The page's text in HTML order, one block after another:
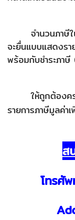
จำนวนภาษี
จะยื่นแบบแสดง
พร้อมกับชำระภาษี
ให้ถูกต้อง
รายการภาษีมูลค่า
ส
โทรศั